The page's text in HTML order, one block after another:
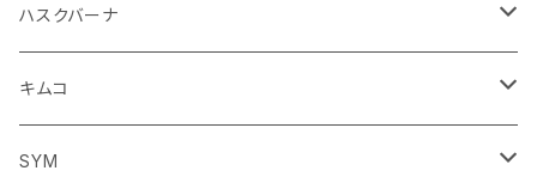
その他
足回り
サスペンション
足回り
サスペンション
ブレーキクラッチレバー
フェンダー系
ブレーキ系
クラッチブレーキレバー
フェンダー系
ミラー
ハスクバーナ
ミラー
キムコ
ミラー
SYM